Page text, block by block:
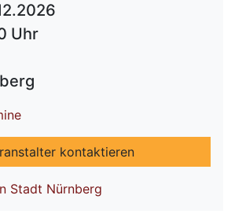
Uhr
kontaktieren
Stadt Nürnberg